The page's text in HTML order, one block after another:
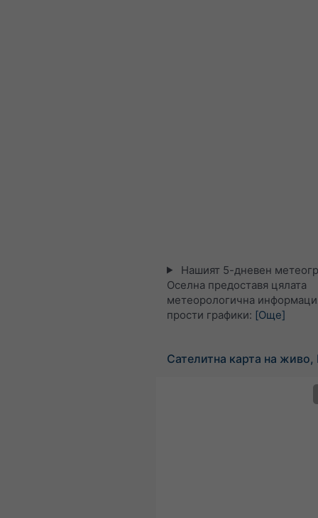
Нашият 5-дневен
Оселна предоставя цялата
метеорологична
прости графики: [Още]
Сателитна карта на